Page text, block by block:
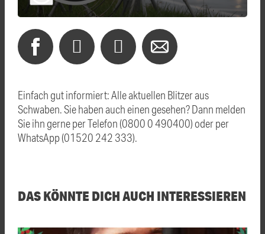
Einfach gut informiert: Alle aktuellen Blitzer aus
Schwaben. Sie haben auch einen gesehen? Dann melden
Sie ihn gerne per Telefon (0800 0 490400) oder per
WhatsApp (01520 242 333).
DAS KÖNNTE DICH AUCH INTERESSIEREN